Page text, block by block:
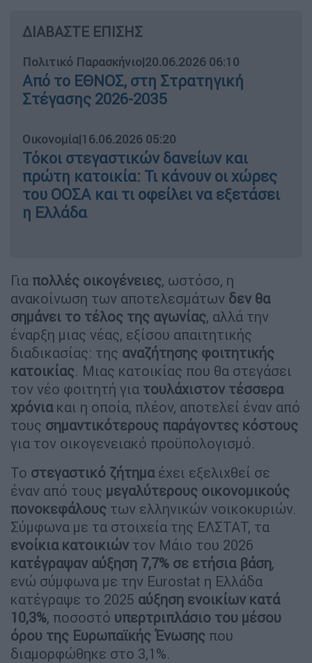
ΔΙΑΒΑΣΤΕ ΕΠΙΣΗΣ
Πολιτικό Παρασκήνιο|20.06.2026 06:10
Από το ΕΘΝΟΣ, στη Στρατηγική
Στέγασης 2026-2035
Οικονομία|16.06.2026 05:20
Τόκοι στεγαστικών δανείων και
πρώτη κατοικία: Τι κάνουν οι χώρες
του ΟΟΣΑ και τι οφείλει να εξετάσει
η Ελλάδα
Για πολλές οικογένειες, ωστόσο, η
ανακοίνωση των αποτελεσμάτων δεν θα
σημάνει το τέλος της αγωνίας, αλλά την
έναρξη μιας νέας, εξίσου απαιτητικής
διαδικασίας: της αναζήτησης φοιτητικής
κατοικίας. Μιας κατοικίας που θα στεγάσει
τον νέο φοιτητή για τουλάχιστον τέσσερα
χρόνιακαι η οποία, πλέον, αποτελεί έναν από
τους σημαντικότερους παράγοντες κόστους
για τον οικογενειακό προϋπολογισμό.
Το στεγαστικό ζήτημαέχει εξελιχθεί σε
έναν από τους μεγαλύτερους οικονομικούς
πονοκεφάλους των ελληνικών νοικοκυριών.
Σύμφωνα με τα στοιχεία της ΕΛΣΤΑΤ, τα
ενοίκια κατοικιών τον Μάιο του 2026
κατέγραψαν αύξηση 7,7% σε ετήσια βάση,
ενώ σύμφωνα με την Eurostat η Ελλάδα
κατέγραψε το 2025 αύξηση ενοικίων κατά
10,3%, ποσοστό υπερτριπλάσιο του μέσου
όρου της Ευρωπαϊκής Ένωσης που
διαμορφώθηκε στο 3,1%.